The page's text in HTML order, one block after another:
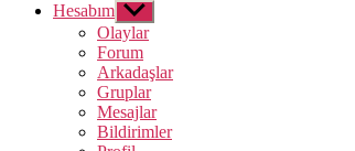
Hesabım Alt
menüyü
göster
Olaylar
Forum
Arkadaşlar
Gruplar
Mesajlar
Bildirimler